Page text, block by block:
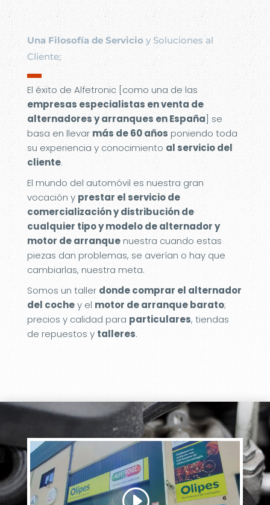
Una Filosofía de Servicioy Soluciones al
Cliente;
▬
El éxito de Alfetronic [como una de las
empresas especialistas en venta de
alternadores y arranques en España] se
basa en llevarmás de 60 añosponiendo toda
su experiencia y conocimiento al servicio del
cliente.
El mundo del automóvil es nuestra gran
vocación y prestar el servicio de
comercialización y distribución de
cualquier tipo y modelo de alternador y
motor de arranquenuestra cuando estas
piezas dan problemas, se averían o hay que
cambiarlas, nuestra meta.
Somos un taller donde comprar el alternador
del cochey el motor de arranque barato;
precios y calidad para particulares, tiendas
de repuestos y talleres.